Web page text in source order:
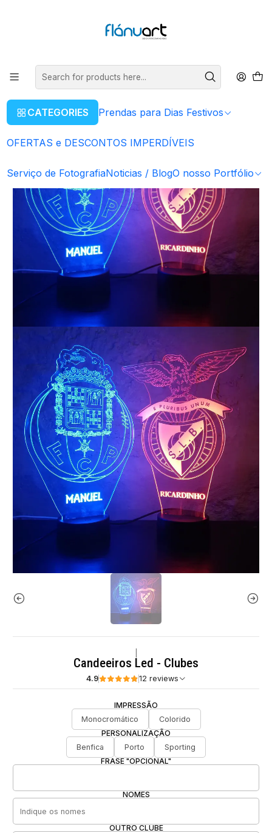
CATEGORIES Prendas para Dias Festivos
OFERTAS e DESCONTOS IMPERDÍVEIS
Serviço de FotografiaNoticias / BlogO nosso Portfólio
Artigos Personalizados Candeeiros Led
Candeeiros Led - Clubes
4.9 12 reviews
IMPRESSÃO
Monocromático
Colorido
PERSONALIZAÇÃO
Benfica
Porto
Sporting
FRASE "OPCIONAL"
NOMES
OUTRO CLUBE